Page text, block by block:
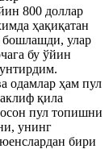
800 доллар
ҳақиқатан
бошлашди, улар
бу ўйин
одамлар ҳам пул
қила
пул топишни
унинг
бири